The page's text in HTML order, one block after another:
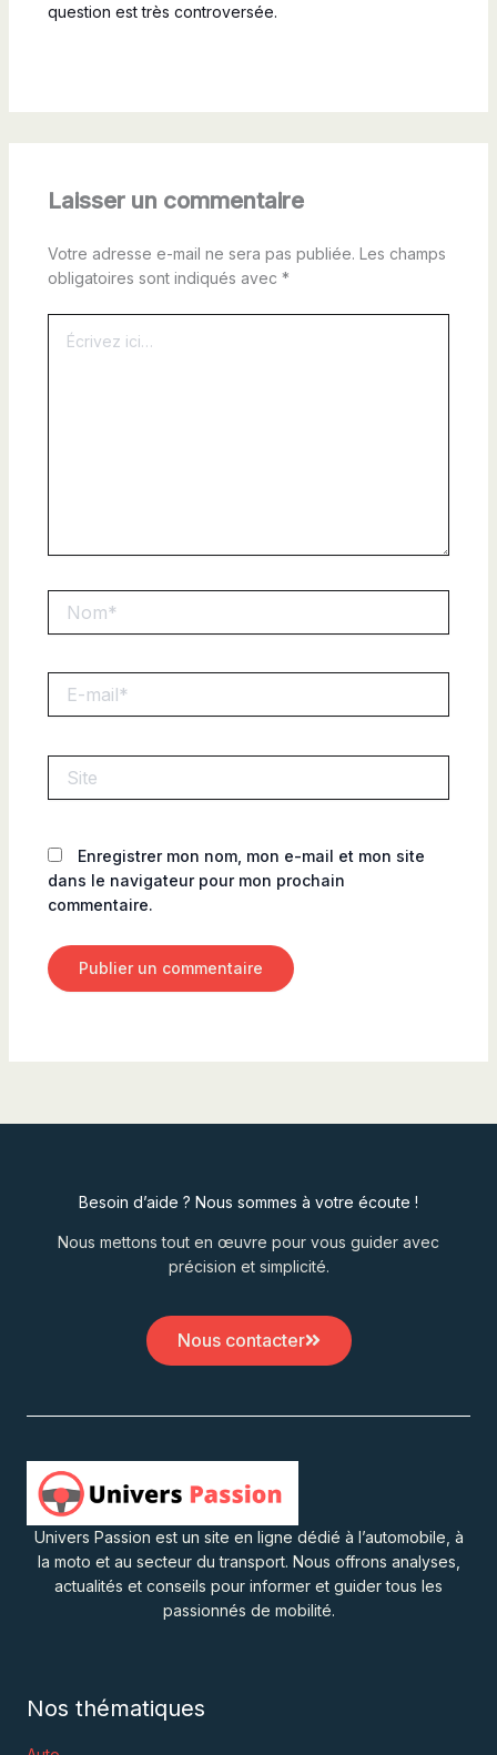
question est très controversée.
Laisser un commentaire
Votre adresse e-mail ne sera pas publiée. Les champs
obligatoires sont indiqués avec *
ici…
mail*
Enregistrer mon nom, mon e-mail et mon site
dans le navigateur pour mon prochain
commentaire.
Besoin d’aide ? Nous sommes à votre écoute !
Nous mettons tout en œuvre pour vous guider avec
précision et simplicité.
Nous contacter
Univers Passion est un site en ligne dédié à l’automobile, à
la moto et au secteur du transport. Nous offrons analyses,
actualités et conseils pour informer et guider tous les
passionnés de mobilité.
Nos thématiques